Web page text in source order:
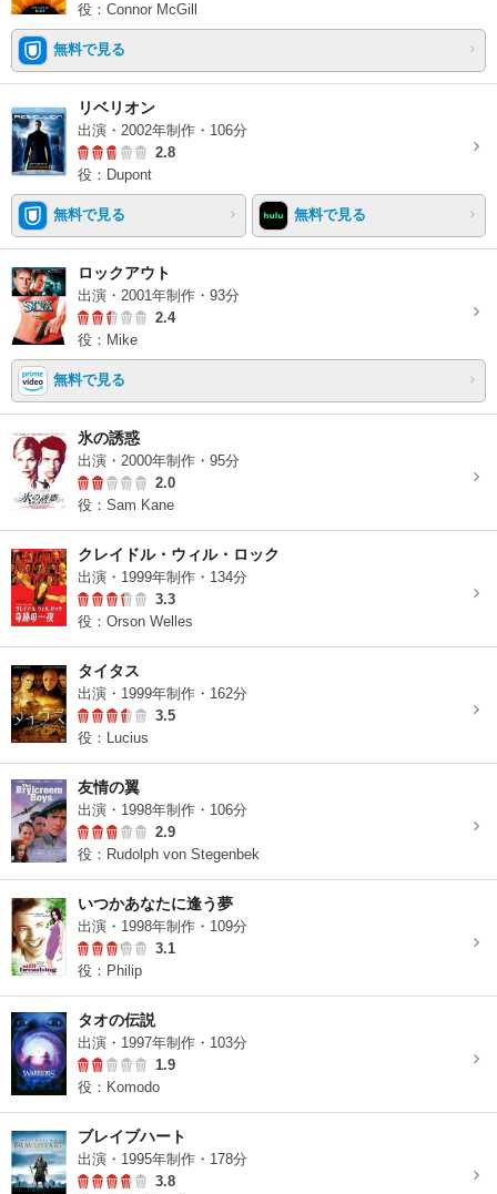
役：Connor McGill
無料で見る
リベリオン
出演・2002年制作・106分
2.8
役：Dupont
無料で見る 無料で見る
ロックアウト
出演・2001年制作・93分
2.4
役：Mike
無料で見る
氷の誘惑
出演・2000年制作・95分
2.0
役：Sam Kane
クレイドル・ウィル・ロック
出演・1999年制作・134分
3.3
役：Orson Welles
タイタス
出演・1999年制作・162分
3.5
役：Lucius
友情の翼
出演・1998年制作・106分
2.9
役：Rudolph von Stegenbek
いつかあなたに逢う夢
出演・1998年制作・109分
3.1
役：Philip
タオの伝説
出演・1997年制作・103分
1.9
役：Komodo
ブレイブハート
出演・1995年制作・178分
3.8